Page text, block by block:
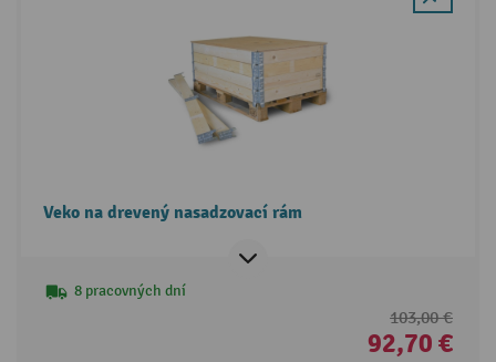
Veko na drevený nasadzovací rám
8 pracovných dní
103,00 €
92,70 €